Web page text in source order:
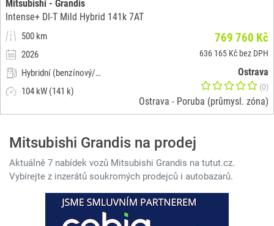
Mitsubishi - Grandis
Intense+ DI-T Mild Hybrid 141k 7AT
500 km
2026
Hybridní (benzínový/elektrický)
104 kW (141 k)
769 760 Kč
636 165 Kč bez DPH
Ostrava
(0)
Ostrava - Poruba (průmysl. zóna)
Mitsubishi Grandis na prodej
Aktuálně 7 nabídek vozů Mitsubishi Grandis na tutut.cz.
Vybírejte z inzerátů soukromých prodejců i autobazarů.